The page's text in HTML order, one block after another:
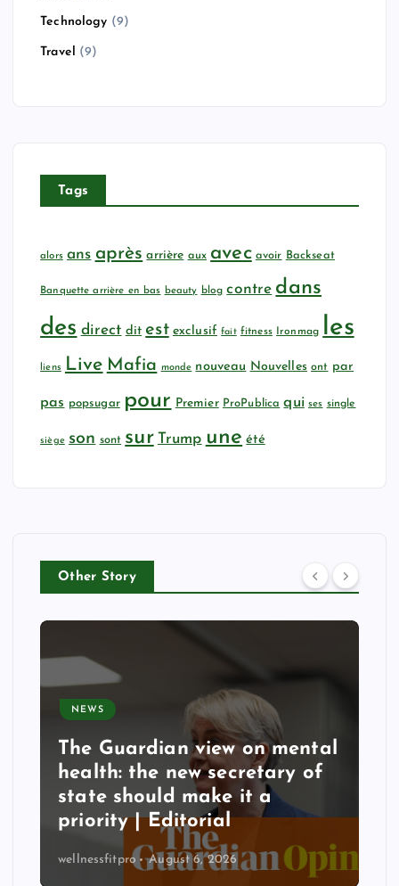
Technology (9)
Travel (9)
Tags
alors ans après arrière aux avec avoir Backseat
Banquette arrière en bas beauty blog contre dans
des direct dit est exclusif fait fitness Ironmag les
liens Live Mafia monde nouveau Nouvelles ont par
pas popsugar pour Premier ProPublica qui ses single
siège son sont sur Trump une été
Other Story
NEWS
The Guardian view on mental
health: the new secretary of
state should make it a
priority | Editorial
wellnessfitpro August 6, 2026